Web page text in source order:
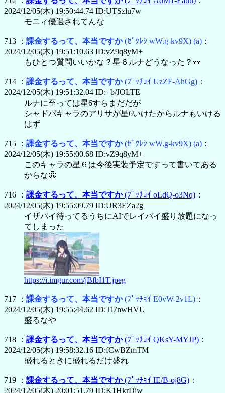
2024/12/05(木) 19:50:44.74 ID:UTSzlu7w
モニィ優遇されてんな
713 ： 課金するって、本当ですか(ｾﾞｸﾚｼ wW.g-kv9X) (a) ：
2024/12/05(木) 19:51:10.63 ID:vZ9q8yM+
もひとつ質問いいかな？星６ルナどうなった？👀
714 ： 課金するって、本当ですか(ﾌﾟｯﾁｮｲ UzZF-AhGg) ：
2024/12/05(木) 19:51:32.04 ID:+b/JOLTE
ルナに至っては星6すらまだだが
シャドバキャラのアリサが星6いけたからルナもいける
はず
715 ： 課金するって、本当ですか(ｾﾞｸﾚｼ wW.g-kv9X) (a) ：
2024/12/05(木) 19:55:00.68 ID:vZ9q8yM+
このキャラの星６は今後実装予定ですって書いてある
からな🤢
716 ： 課金するって、本当ですか(ﾌﾟｯﾁｮｲ oLdQ-o3Nq) ：
2024/12/05(木) 19:55:09.79 ID:UR3EZa2g
イザパイ待ってるうちにAIでレイパイ盛り放題になっ
てしまった
https://i.imgur.com/jBfbI1T.jpeg
717 ： 課金するって、本当ですか(ﾌﾟｯﾁｮｲ E0vW-2v1L) ：
2024/12/05(木) 19:55:44.62 ID:Tl7nwHVU
盛るなや
718 ： 課金するって、本当ですか(ﾌﾟｯﾁｮｲ QKsY-MYJP) ：
2024/12/05(木) 19:58:32.16 ID:fCwBZmTM
盛れるときに盛れるだけ盛れ
719 ： 課金するって、本当ですか(ﾌﾟｯﾁｮｲ IE/B-oj8G) ：
2024/12/05(木) 20:01:51.79 ID:K1HkrDjw